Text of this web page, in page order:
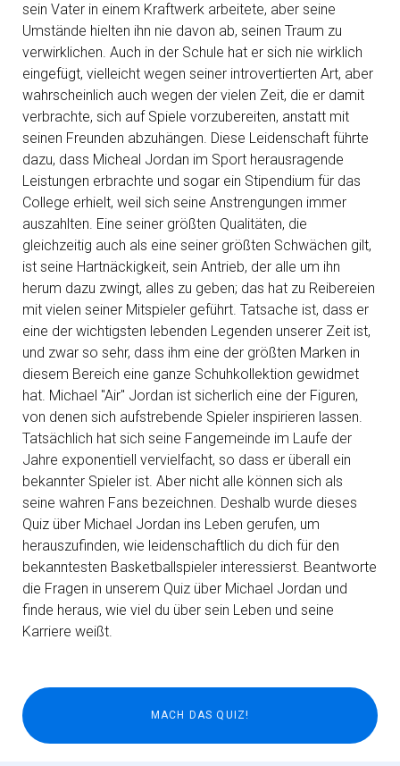
sein Vater in einem Kraftwerk arbeitete, aber seine
Umstände hielten ihn nie davon ab, seinen Traum zu
verwirklichen. Auch in der Schule hat er sich nie wirklich
eingefügt, vielleicht wegen seiner introvertierten Art, aber
wahrscheinlich auch wegen der vielen Zeit, die er damit
verbrachte, sich auf Spiele vorzubereiten, anstatt mit
seinen Freunden abzuhängen. Diese Leidenschaft führte
dazu, dass Micheal Jordan im Sport herausragende
Leistungen erbrachte und sogar ein Stipendium für das
College erhielt, weil sich seine Anstrengungen immer
auszahlten. Eine seiner größten Qualitäten, die
gleichzeitig auch als eine seiner größten Schwächen gilt,
ist seine Hartnäckigkeit, sein Antrieb, der alle um ihn
herum dazu zwingt, alles zu geben; das hat zu Reibereien
mit vielen seiner Mitspieler geführt. Tatsache ist, dass er
eine der wichtigsten lebenden Legenden unserer Zeit ist,
und zwar so sehr, dass ihm eine der größten Marken in
diesem Bereich eine ganze Schuhkollektion gewidmet
hat. Michael "Air" Jordan ist sicherlich eine der Figuren,
von denen sich aufstrebende Spieler inspirieren lassen.
Tatsächlich hat sich seine Fangemeinde im Laufe der
Jahre exponentiell vervielfacht, so dass er überall ein
bekannter Spieler ist. Aber nicht alle können sich als
seine wahren Fans bezeichnen. Deshalb wurde dieses
Quiz über Michael Jordan ins Leben gerufen, um
herauszufinden, wie leidenschaftlich du dich für den
bekanntesten Basketballspieler interessierst. Beantworte
die Fragen in unserem Quiz über Michael Jordan und
finde heraus, wie viel du über sein Leben und seine
Karriere weißt.